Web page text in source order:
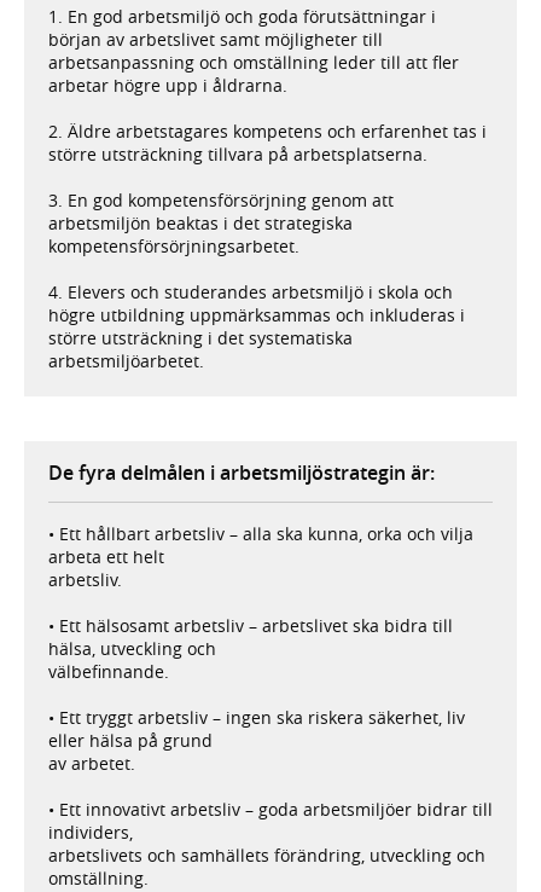
1. En god arbetsmiljö och goda förutsättningar i
början av arbetslivet samt möjligheter till
arbetsanpassning och omställning leder till att fler
arbetar högre upp i åldrarna.
2. Äldre arbetstagares kompetens och erfarenhet tas i
större utsträckning tillvara på arbetsplatserna.
3. En god kompetensförsörjning genom att
arbetsmiljön beaktas i det strategiska
kompetensförsörjningsarbetet.
4. Elevers och studerandes arbetsmiljö i skola och
högre utbildning uppmärksammas och inkluderas i
större utsträckning i det systematiska
arbetsmiljöarbetet.
De fyra delmålen i arbetsmiljöstrategin är:
• Ett hållbart arbetsliv – alla ska kunna, orka och vilja
arbeta ett helt
arbetsliv.
• Ett hälsosamt arbetsliv – arbetslivet ska bidra till
hälsa, utveckling och
välbefinnande.
• Ett tryggt arbetsliv – ingen ska riskera säkerhet, liv
eller hälsa på grund
av arbetet.
• Ett innovativt arbetsliv – goda arbetsmiljöer bidrar till
individers,
arbetslivets och samhällets förändring, utveckling och
omställning.